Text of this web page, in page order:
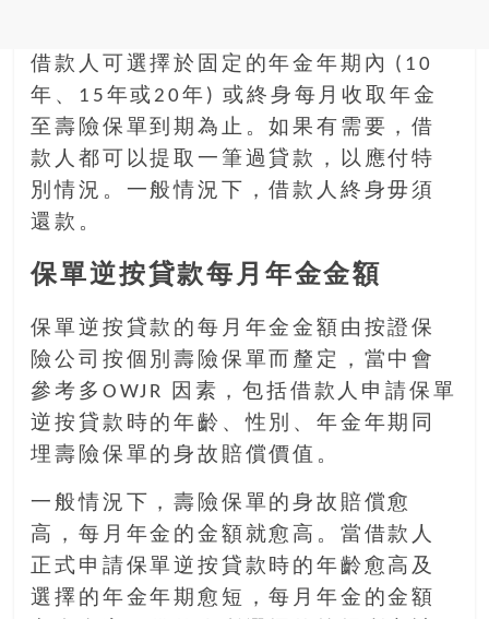
各
齡
銀
髮
的
人
們
結
伴
歷
險，
找
尋
齡
寶
藏。
一
同
借款人可選擇於固定的年金年期內 (10
年、15年或20年) 或終身每月收取年金
至壽險保單到期為止。如果有需要，借
款人都可以提取一筆過貸款，以應付特
別情況。一般情況下，借款人終身毋須
還款。
保單逆按貸款每月年金金額
保單逆按貸款的每月年金金額由按證保
險公司按個別壽險保單而釐定，當中會
參考多OWJR 因素，包括借款人申請保單
逆按貸款時的年齡、性別、年金年期同
埋壽險保單的身故賠償價值。
一般情況下，壽險保單的身故賠償愈
高，每月年金的金額就愈高。當借款人
正式申請保單逆按貸款時的年齡愈高及
選擇的年金年期愈短，每月年金的金額